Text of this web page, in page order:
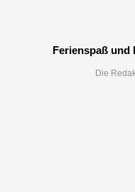
Ferienspaß und
Die